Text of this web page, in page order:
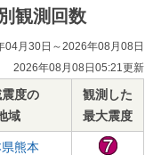
観測回数
04月30日～2026年08月08日
2026年08月08日05:21更新
度の
域
観測した
最大震度
熊本